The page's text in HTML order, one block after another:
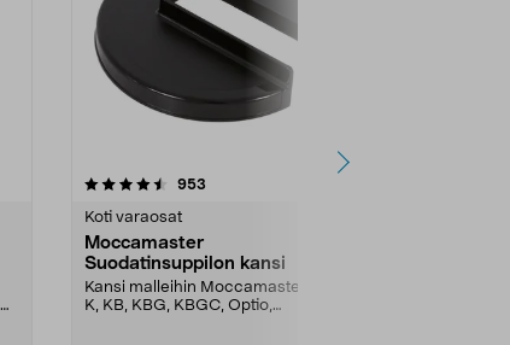
953
Koti varaosat
Moccamaster
Suodatinsuppilon kansi
Kansi malleihin Moccamaster H,
K, KB, KBG, KBGC, Optio,
4.5 viidestä